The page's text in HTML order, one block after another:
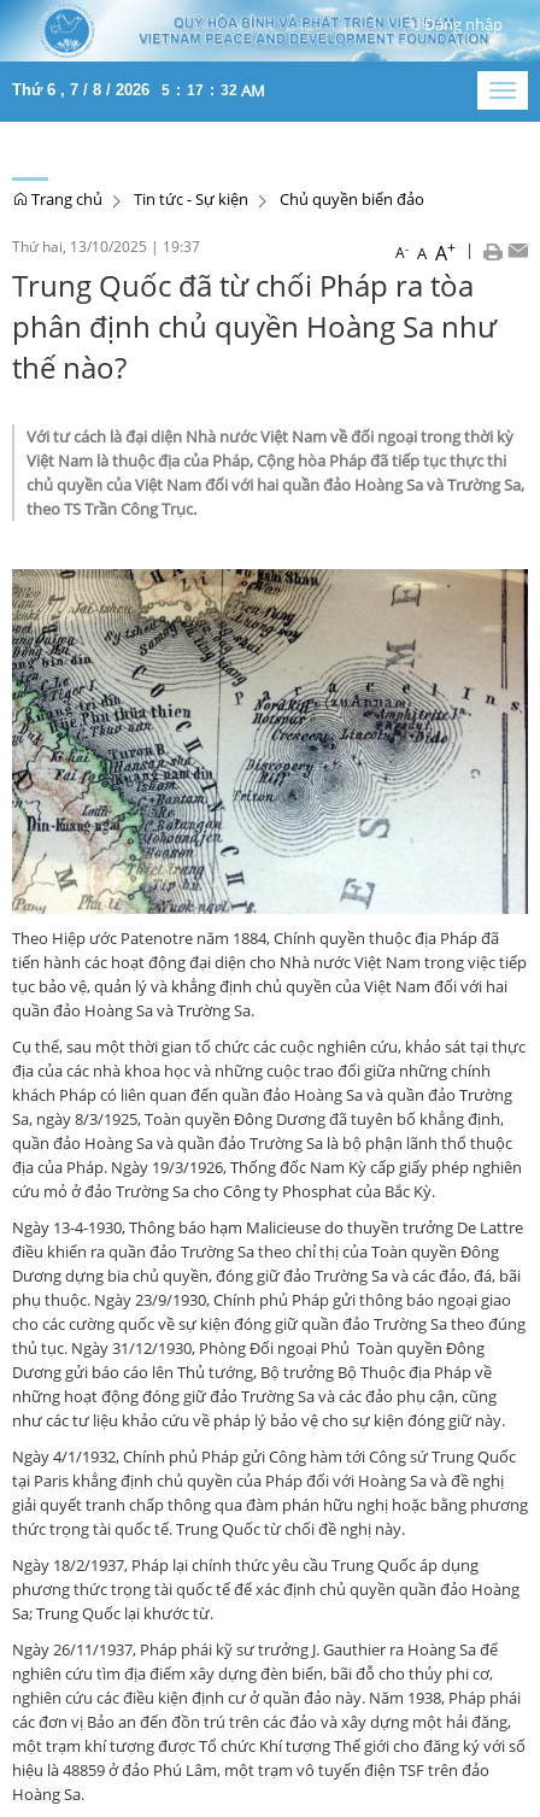
Đăng nhập
Thứ 6 , 7 / 8 / 2026 5 : 17 : 32 AM
Trang chủ Tin tức - Sự kiện Chủ quyền biển đảo
Thứ hai, 13/10/2025 | 19:37 A- A A+ |
Trung Quốc đã từ chối Pháp ra tòa
phân định chủ quyền Hoàng Sa như
thế nào?
Với tư cách là đại diện Nhà nước Việt Nam về đối ngoại trong thời kỳ
Việt Nam là thuộc địa của Pháp, Cộng hòa Pháp đã tiếp tục thực thi
chủ quyền của Việt Nam đối với hai quần đảo Hoàng Sa và Trường Sa,
theo TS Trần Công Trục.
Theo Hiệp ước Patenotre năm 1884, Chính quyền thuộc địa Pháp đã
tiến hành các hoạt động đại diện cho Nhà nước Việt Nam trong việc tiếp
tục bảo vệ, quản lý và khẳng định chủ quyền của Việt Nam đối với hai
quần đảo Hoàng Sa và Trường Sa.
Cụ thể, sau một thời gian tổ chức các cuộc nghiên cứu, khảo sát tại thực
địa của các nhà khoa học và những cuộc trao đổi giữa những chính
khách Pháp có liên quan đến quần đảo Hoàng Sa và quần đảo Trường
Sa, ngày 8/3/1925, Toàn quyền Đông Dương đã tuyên bố khẳng định,
quần đảo Hoàng Sa và quần đảo Trường Sa là bộ phận lãnh thổ thuộc
địa của Pháp. Ngày 19/3/1926, Thống đốc Nam Kỳ cấp giấy phép nghiên
cứu mỏ ở đảo Trường Sa cho Công ty Phosphat của Bắc Kỳ.
Ngày 13-4-1930, Thông báo hạm Malicieuse do thuyền trưởng De Lattre
điều khiển ra quần đảo Trường Sa theo chỉ thị của Toàn quyền Đông
Dương dựng bia chủ quyền, đóng giữ đảo Trường Sa và các đảo, đá, bãi
phụ thuộc. Ngày 23/9/1930, Chính phủ Pháp gửi thông báo ngoại giao
cho các cường quốc về sự kiện đóng giữ quần đảo Trường Sa theo đúng
thủ tục. Ngày 31/12/1930, Phòng Đối ngoại Phủ Toàn quyền Đông
Dương gửi báo cáo lên Thủ tướng, Bộ trưởng Bộ Thuộc địa Pháp về
những hoạt động đóng giữ đảo Trường Sa và các đảo phụ cận, cũng
như các tư liệu khảo cứu về pháp lý bảo vệ cho sự kiện đóng giữ này.
Ngày 4/1/1932, Chính phủ Pháp gửi Công hàm tới Công sứ Trung Quốc
tại Paris khẳng định chủ quyền của Pháp đối với Hoàng Sa và đề nghị
giải quyết tranh chấp thông qua đàm phán hữu nghị hoặc bằng phương
thức trọng tài quốc tế. Trung Quốc từ chối đề nghị này.
Ngày 18/2/1937, Pháp lại chính thức yêu cầu Trung Quốc áp dụng
phương thức trọng tài quốc tế để xác định chủ quyền quần đảo Hoàng
Sa; Trung Quốc lại khước từ.
Ngày 26/11/1937, Pháp phái kỹ sư trưởng J. Gauthier ra Hoàng Sa để
nghiên cứu tìm địa điểm xây dựng đèn biển, bãi đỗ cho thủy phi cơ,
nghiên cứu các điều kiện định cư ở quần đảo này. Năm 1938, Pháp phái
các đơn vị Bảo an đến đồn trú trên các đảo và xây dựng một hải đăng,
một trạm khí tượng được Tổ chức Khí tượng Thế giới cho đăng ký với số
hiệu là 48859 ở đảo Phú Lâm, một trạm vô tuyến điện TSF trên đảo
Hoàng Sa.